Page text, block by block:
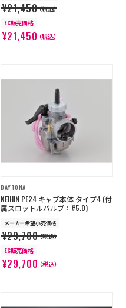
¥21,450（税込）
EC販売価格
¥21,450（税込）
DAYTONA
KEIHIN PE24 キャブ本体 タイプ4 (付
属スロットルバルブ：#5.0)
メーカー希望小売価格
¥29,700（税込）
EC販売価格
¥29,700（税込）